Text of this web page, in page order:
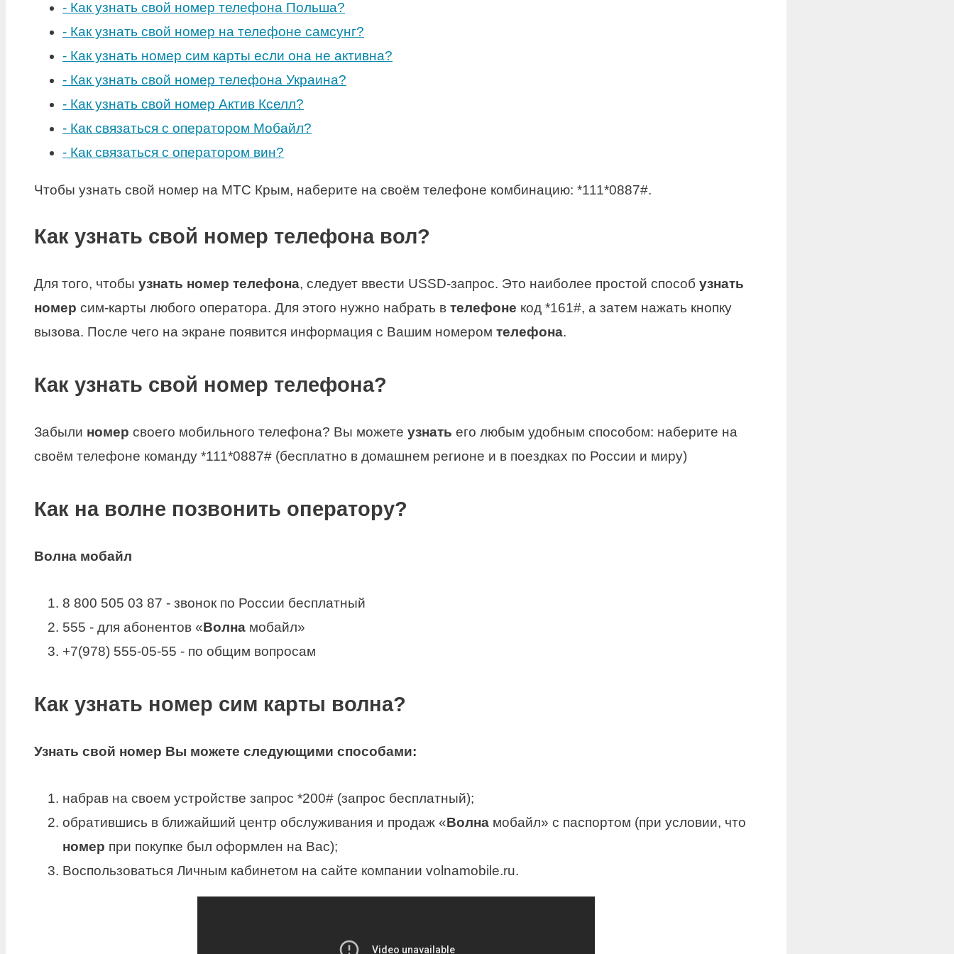
- Как узнать свой номер телефона Польша?
- Как узнать свой номер на телефоне самсунг?
- Как узнать номер сим карты если она не активна?
- Как узнать свой номер телефона Украина?
- Как узнать свой номер Актив Кселл?
- Как связаться с оператором Мобайл?
- Как связаться с оператором вин?
Чтобы узнать свой номер на МТС Крым, наберите на своём телефоне комбинацию: *111*0887#.
Как узнать свой номер телефона вол?
Для того, чтобы узнать номер телефона, следует ввести USSD-запрос. Это наиболее простой способ узнать
номер сим-карты любого оператора. Для этого нужно набрать в телефоне код *161#, а затем нажать кнопку
вызова. После чего на экране появится информация с Вашим номером телефона.
Как узнать свой номер телефона?
Забыли номер своего мобильного телефона? Вы можете узнать его любым удобным способом: наберите на
своём телефоне команду *111*0887# (бесплатно в домашнем регионе и в поездках по России и миру)
Как на волне позвонить оператору?
Волна мобайл
8 800 505 03 87 - звонок по России бесплатный
555 - для абонентов «Волна мобайл»
+7(978) 555-05-55 - по общим вопросам
Как узнать номер сим карты волна?
Узнать свой номер Вы можете следующими способами:
набрав на своем устройстве запрос *200# (запрос бесплатный);
обратившись в ближайший центр обслуживания и продаж «Волна мобайл» с паспортом (при условии, что
номер при покупке был оформлен на Вас);
Воспользоваться Личным кабинетом на сайте компании volnamobile.ru.